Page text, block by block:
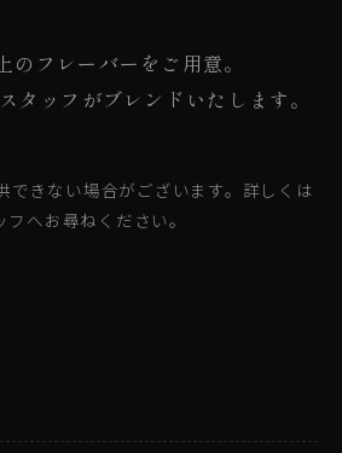
のフレーバーをご用意。
タッフがブレンドいたします。
きない場合がございます。詳しくは
フへお尋ねください。